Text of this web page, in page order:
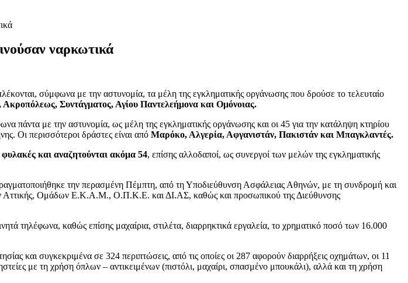
ναρκωτικά
σύμφωνα με την αστυνομία, τα μέλη της εγκληματικής οργάνωσης που δρούσε το τελευταίο
Ακροπόλεως, Συντάγματος, Αγίου Παντελεήμονα και Ομόνοιας.
πάντα με την αστυνομία, ως μέλη της εγκληματικής οργάνωσης και οι 45 για την κατάληψη κτηρίου
Οι περισσότεροι δράστες είναι από Μαρόκο, Αλγερία, Αφγανιστάν, Πακιστάν και Μπαγκλαντές.
φυλακές και αναζητούνται ακόμα 54, επίσης αλλοδαποί, ως συνεργοί των μελών της εγκληματικής
την περασμένη Πέμπτη, από τη Υποδιεύθυνση Ασφάλειας Αθηνών, με τη συνδρομή και
Αττικής, Ομάδων Ε.Κ.Α.Μ., Ο.Π.Κ.Ε. και ΔΙ.ΑΣ, καθώς και προσωπικού της Διεύθυνσης
τηλέφωνα, καθώς επίσης μαχαίρια, στιλέτα, διαρρηκτικά εργαλεία, το χρηματικό ποσό των 16.000
και συγκεκριμένα σε 324 περιπτώσεις, από τις οποίες οι 287 αφορούν διαρρήξεις οχημάτων, οι 11
με τη χρήση όπλων – αντικειμένων (πιστόλι, μαχαίρι, σπασμένο μπουκάλι), αλλά και τη χρήση